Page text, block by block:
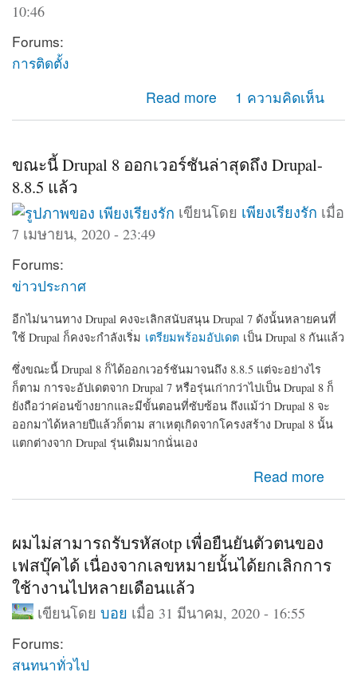
10:46
Forums:
การติดตั้ง
Read more
1 ความคิดเห็น
ขณะนี้ Drupal 8 ออกเวอร์ชันล่าสุดถึง Drupal-
8.8.5 แล้ว
เขียนโดย เพียงเรียงรัก เมื่อ
7 เมษายน, 2020 - 23:49
Forums:
ข่าวประกาศ
อีกไม่นานทาง Drupal คงจะเลิกสนับสนุน Drupal 7 ดังนั้นหลายคนที่
ใช้ Drupal ก็คงจะกำลังเริ่ม เตรียมพร้อมอัปเดต เป็น Drupal 8 กันแล้ว
ซึ่งขณะนี้ Drupal 8 ก็ได้ออกเวอร์ชันมาจนถึง 8.8.5 แต่จะอย่างไร
ก็ตาม การจะอัปเดตจาก Drupal 7 หรือรุ่นเก่ากว่าไปเป็น Drupal 8 ก็
ยังถือว่าค่อนข้างยากและมีขั้นตอนที่ซับซ้อน ถึงแม้ว่า Drupal 8 จะ
ออกมาได้หลายปีแล้วก็ตาม สาเหตุเกิดจากโครงสร้าง Drupal 8 นั้น
แตกต่างจาก Drupal รุ่นเดิมมากนั่นเอง
Read more
about ขณะนี้ Drupal 8 ออกเวอร์ชันล่าสุดถึง Drupal-8.8.5
แล้ว
ผมไม่สามารถรับรหัสotp เพื่อยืนยันตัวตนของ
เฟสบุ๊คได้ เนื่องจากเลขหมายนั้นได้ยกเลิกการ
ใช้างานไปหลายเดือนแล้ว
เขียนโดย บอย เมื่อ 31 มีนาคม, 2020 - 16:55
Forums:
สนทนาทั่วไป